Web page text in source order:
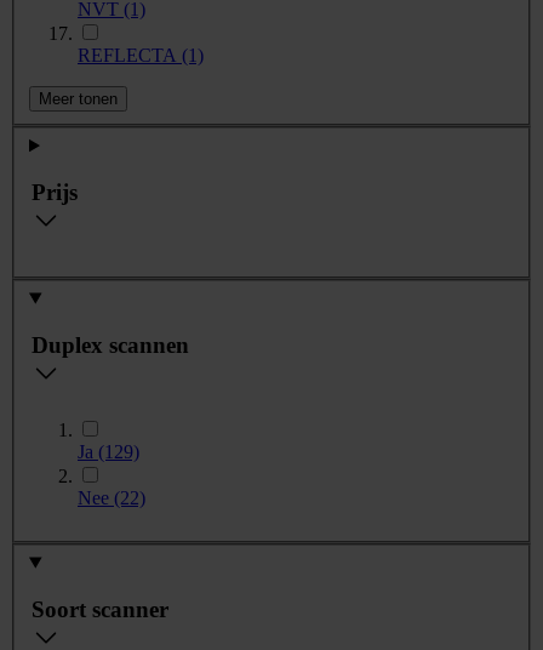
NVT (1)
REFLECTA (1)
Meer tonen
Prijs
Duplex scannen
Ja (129)
Nee (22)
Soort scanner